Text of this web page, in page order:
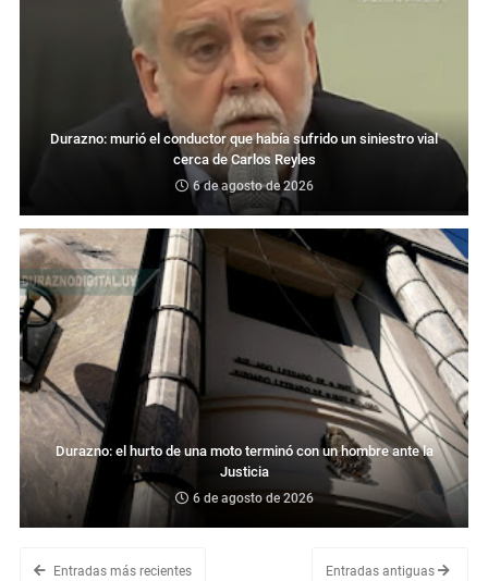
Durazno: murió el conductor que había sufrido un siniestro vial
cerca de Carlos Reyles
6 de agosto de 2026
Durazno: el hurto de una moto terminó con un hombre ante la
Justicia
6 de agosto de 2026
Entradas más recientes Entradas antiguas